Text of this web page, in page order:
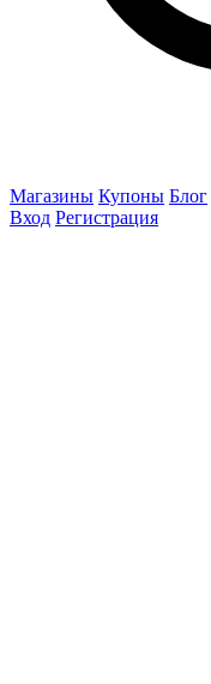
Магазины Купоны Блог
Вход Регистрация